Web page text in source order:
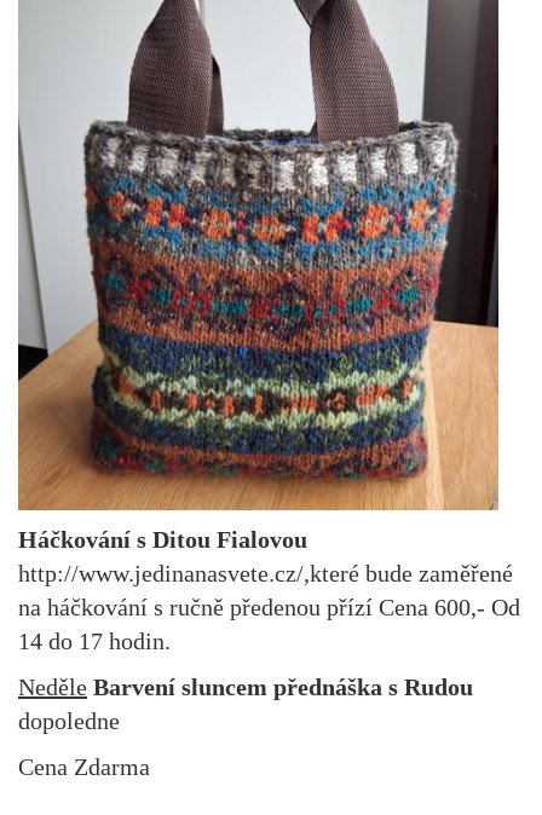
Háčkování s Ditou Fialovou
http://www.jedinanasvete.cz/,které bude zaměřené
na háčkování s ručně předenou přízí Cena 600,- Od
14 do 17 hodin.
Neděle Barvení sluncem přednáška s Rudou
dopoledne
Cena Zdarma